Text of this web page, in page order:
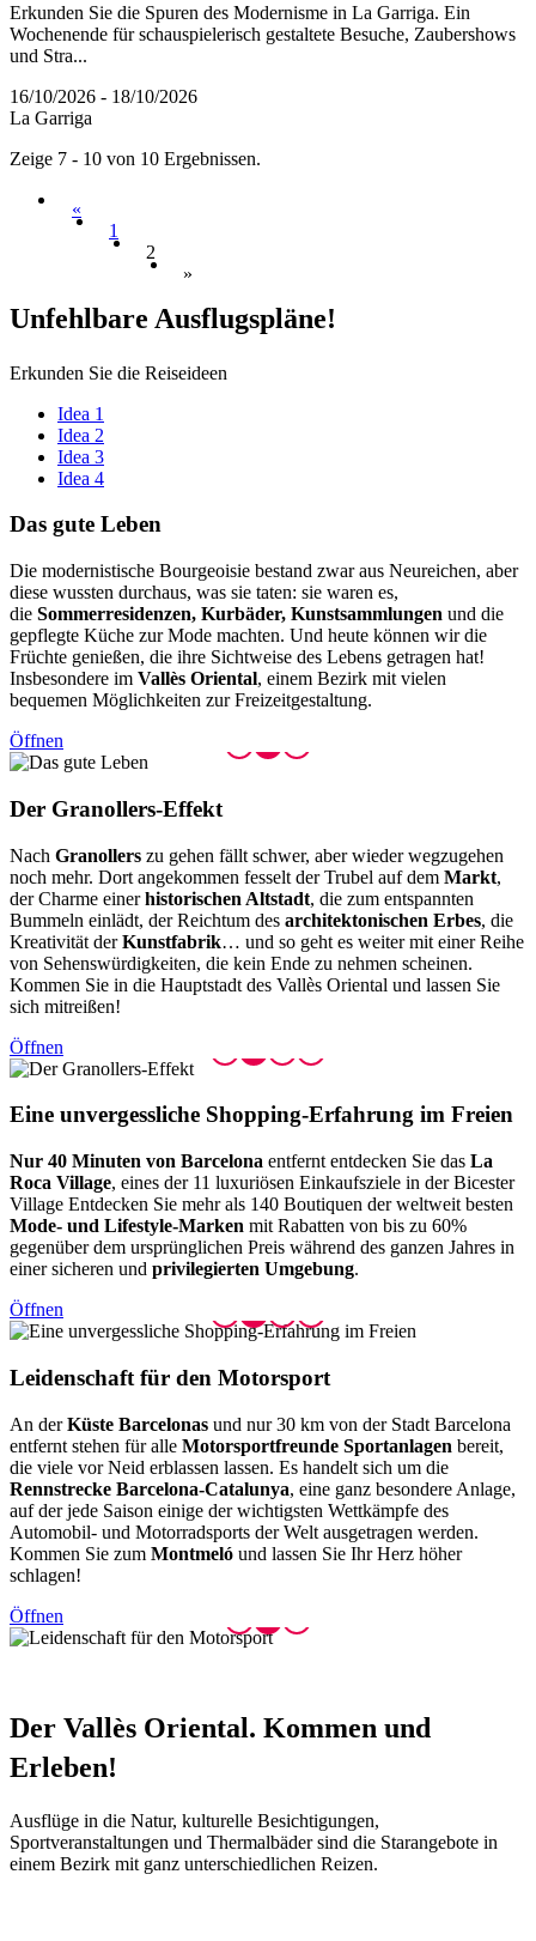
Erkunden Sie die Spuren des Modernisme in La Garriga. Ein
Wochenende für schauspielerisch gestaltete Besuche, Zaubershows
und Stra...
16/10/2026 - 18/10/2026
La Garriga
Zeige 7 - 10 von 10 Ergebnissen.
«
1
2
»
Unfehlbare Ausflugspläne!
Erkunden Sie die Reiseideen
Idea 1
Idea 2
Idea 3
Idea 4
Das gute Leben
Die modernistische Bourgeoisie bestand zwar aus Neureichen, aber
diese wussten durchaus, was sie taten: sie waren es,
die Sommerresidenzen, Kurbäder, Kunstsammlungen und die
gepflegte Küche zur Mode machten. Und heute können wir die
Früchte genießen, die ihre Sichtweise des Lebens getragen hat!
Insbesondere im Vallès Oriental, einem Bezirk mit vielen
bequemen Möglichkeiten zur Freizeitgestaltung.
Öffnen
Der Granollers-Effekt
Nach Granollers zu gehen fällt schwer, aber wieder wegzugehen
noch mehr. Dort angekommen fesselt der Trubel auf dem Markt,
der Charme einerhistorischen Altstadt, die zum entspannten
Bummeln einlädt, der Reichtum des architektonischen Erbes, die
Kreativität derKunstfabrik… und so geht es weiter mit einer Reihe
von Sehenswürdigkeiten, die kein Ende zu nehmen scheinen.
Kommen Sie in die Hauptstadt des Vallès Oriental und lassen Sie
sich mitreißen!
Öffnen
Eine unvergessliche Shopping-Erfahrung im Freien
Nur 40 Minuten von Barcelona entfernt entdecken Sie das La
Roca Village, eines der 11 luxuriösen Einkaufsziele in der Bicester
Village Entdecken Sie mehr als 140 Boutiquen der weltweit besten
Mode- und Lifestyle-Marken mit Rabatten von bis zu 60%
gegenüber dem ursprünglichen Preis während des ganzen Jahres in
einer sicheren und privilegierten Umgebung.
Öffnen
Leidenschaft für den Motorsport
An derKüste Barcelonas und nur 30 km von der Stadt Barcelona
entfernt stehen für alle Motorsportfreunde Sportanlagen bereit,
die viele vor Neid erblassen lassen. Es handelt sich um die
Rennstrecke Barcelona-Catalunya, eine ganz besondere Anlage,
auf der jede Saison einige der wichtigsten Wettkämpfe des
Automobil- und Motorradsports der Welt ausgetragen werden.
Kommen Sie zum Montmeló und lassen Sie Ihr Herz höher
schlagen!
Öffnen
Der Vallès Oriental. Kommen und
Erleben!
Ausflüge in die Natur, kulturelle Besichtigungen,
Sportveranstaltungen und Thermalbäder sind die Starangebote in
einem Bezirk mit ganz unterschiedlichen Reizen.